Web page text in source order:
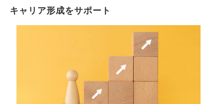
キャリア形成をサポート